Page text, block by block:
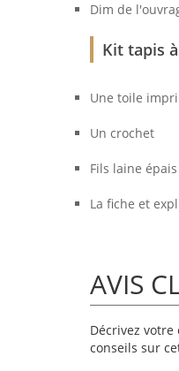
Dim de
Kit tapis
Une toile
Un crochet
Fils laine
La fiche et
AVIS
Décrivez
conseils sur